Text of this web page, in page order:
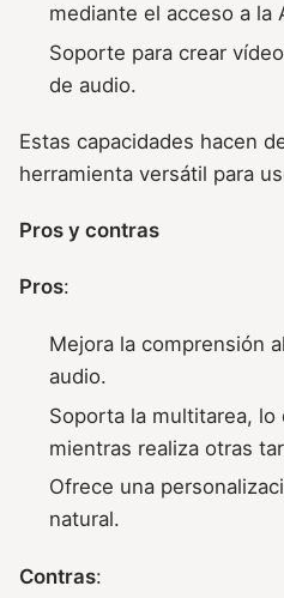
mediante el acceso a la
Soporte para crear
de audio.
Estas capacidades hacen
herramienta versátil para
Pros y contras
Pros:
Mejora la comprensión
audio.
Soporta la multitarea,
mientras realiza otras
Ofrece una
natural.
Contras: